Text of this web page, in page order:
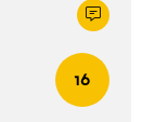
16